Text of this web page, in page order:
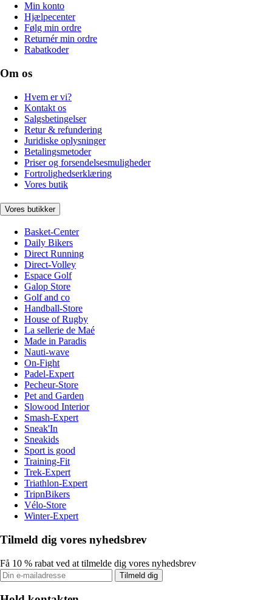
Min konto
Hjælpecenter
Følg min ordre
Returnér min ordre
Rabatkoder
Om os
Hvem er vi?
Kontakt os
Salgsbetingelser
Retur & refundering
Juridiske oplysninger
Betalingsmetoder
Priser og forsendelsesmuligheder
Fortrolighedserklæring
Vores butik
Vores butikker
Basket-Center
Daily Bikers
Direct Running
Direct-Volley
Espace Golf
Galop Store
Golf and co
Handball-Store
House of Rugby
La sellerie de Maé
Made in Paradis
Nauti-wave
On-Fight
Padel-Expert
Pecheur-Store
Pet and Garden
Slowood Interior
Smash-Expert
Sneak'In
Sneakids
Sport is good
Training-Fit
Trek-Expert
Triathlon-Expert
TripnBikers
Vélo-Store
Winter-Expert
Tilmeld dig vores nyhedsbrev
Få 10 % rabat ved at tilmelde dig vores nyhedsbrev
Tilmeld dig